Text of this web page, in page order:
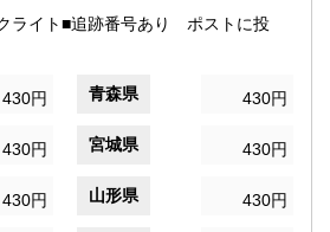
ライト■追跡番号あり ポストに投
430円 青森県 430円
430円 宮城県 430円
430円 山形県 430円